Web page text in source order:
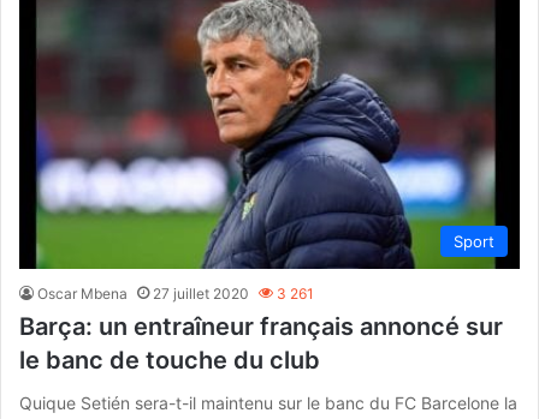
Sport
Oscar Mbena 27 juillet 2020 3 261
Barça: un entraîneur français annoncé sur
le banc de touche du club
Quique Setién sera-t-il maintenu sur le banc du FC Barcelone la